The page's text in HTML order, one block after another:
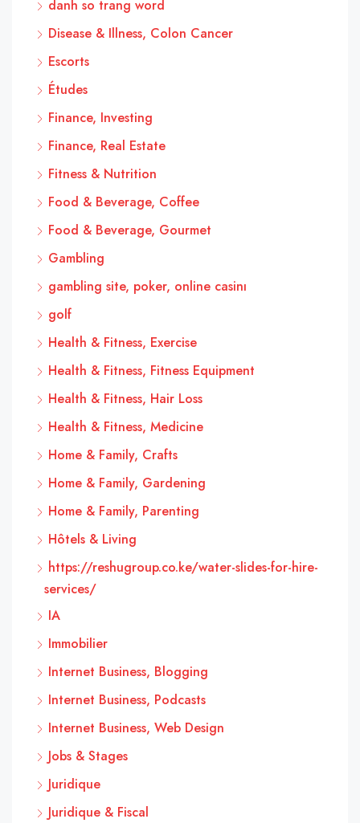
danh so trang word
Disease & Illness, Colon Cancer
Escorts
Études
Finance, Investing
Finance, Real Estate
Fitness & Nutrition
Food & Beverage, Coffee
Food & Beverage, Gourmet
Gambling
gambling site, poker, online casinı
golf
Health & Fitness, Exercise
Health & Fitness, Fitness Equipment
Health & Fitness, Hair Loss
Health & Fitness, Medicine
Home & Family, Crafts
Home & Family, Gardening
Home & Family, Parenting
Hôtels & Living
https://reshugroup.co.ke/water-slides-for-hire-
services/
IA
Immobilier
Internet Business, Blogging
Internet Business, Podcasts
Internet Business, Web Design
Jobs & Stages
Juridique
Juridique & Fiscal